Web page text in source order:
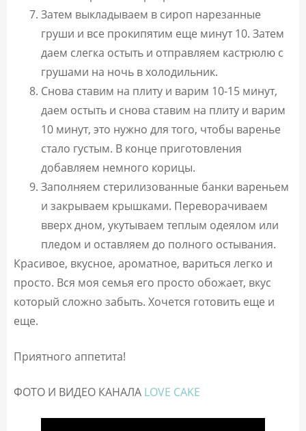
Затем выкладываем в сироп нарезанные
груши и все прокипятим еще минут 10. Затем
даем слегка остыть и отправляем кастрюлю с
грушами на ночь в холодильник.
Снова ставим на плиту и варим 10-15 минут,
даем остыть и снова ставим на плиту и варим
10 минут, это нужно для того, чтобы варенье
стало густым. В конце приготовления
добавляем немного корицы.
Заполняем стерилизованные банки вареньем
и закрываем крышками. Переворачиваем
вверх дном, укутываем теплым одеялом или
пледом и оставляем до полного остывания.
Красивое, вкусное, ароматное, вариться легко и
просто. Вся моя семья его просто обожает, вкус
который сложно забыть. Хочется готовить еще и
еще.
Приятного аппетита!
ФОТО И ВИДЕО КАНАЛА LOVE CAKE